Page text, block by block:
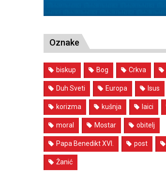
Oznake
biskup Bog Crkva
Duh Sveti Europa Isus
korizma kušnja laici
moral Mostar obitelj
Papa Benedikt XVI. post
Žanić